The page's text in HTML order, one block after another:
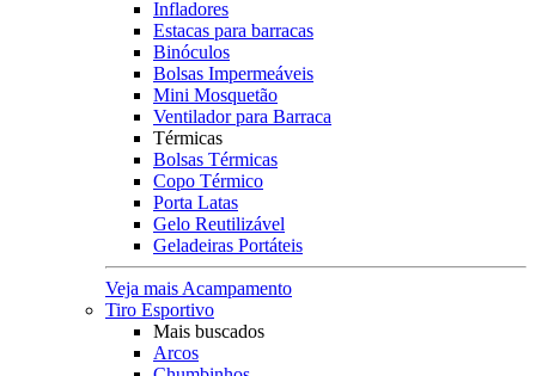
Infladores
Estacas para barracas
Binóculos
Bolsas Impermeáveis
Mini Mosquetão
Ventilador para Barraca
Térmicas
Bolsas Térmicas
Copo Térmico
Porta Latas
Gelo Reutilizável
Geladeiras Portáteis
Veja mais Acampamento
Tiro Esportivo
Mais buscados
Arcos